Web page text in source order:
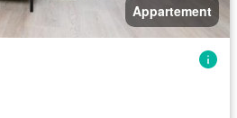
Appartement